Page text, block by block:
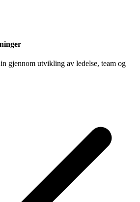
gjennom utvikling av ledelse, team og